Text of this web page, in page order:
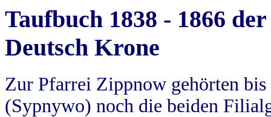
Taufbuch 1838 - 1866
Deutsch Krone
Zur Pfarrei Zippnow gehörten
(Sypnywo) noch die beiden